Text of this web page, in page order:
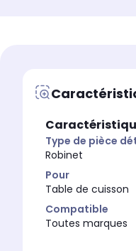
Type de pièce
Robinet
Pour
Table de cuisson
Compatible
Toutes marques